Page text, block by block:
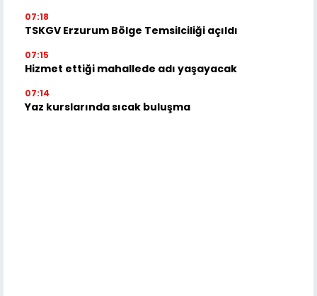
07:18
TSKGV Erzurum Bölge Temsilciliği açıldı
07:15
Hizmet ettiği mahallede adı yaşayacak
07:14
Yaz kurslarında sıcak buluşma